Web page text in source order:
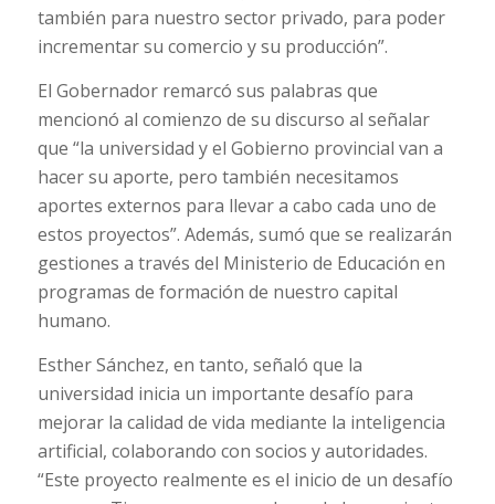
también para nuestro sector privado, para poder
incrementar su comercio y su producción”.
El Gobernador remarcó sus palabras que
mencionó al comienzo de su discurso al señalar
que “la universidad y el Gobierno provincial van a
hacer su aporte, pero también necesitamos
aportes externos para llevar a cabo cada uno de
estos proyectos”. Además, sumó que se realizarán
gestiones a través del Ministerio de Educación en
programas de formación de nuestro capital
humano.
Esther Sánchez, en tanto, señaló que la
universidad inicia un importante desafío para
mejorar la calidad de vida mediante la inteligencia
artificial, colaborando con socios y autoridades.
“Este proyecto realmente es el inicio de un desafío